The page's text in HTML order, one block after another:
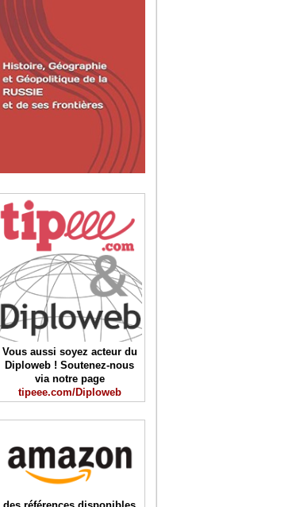
Vous aussi soyez acteur du
Diploweb ! Soutenez-nous
via notre page
tipeee.com/Diploweb